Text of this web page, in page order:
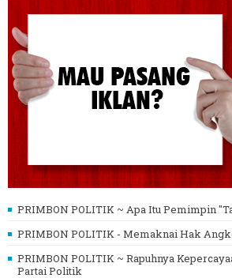
PRIMBON POLITIK ~ Apa Itu Pemimpin
PRIMBON POLITIK - Memaknai Hak
PRIMBON POLITIK ~ Rapuhnya
Partai Politik